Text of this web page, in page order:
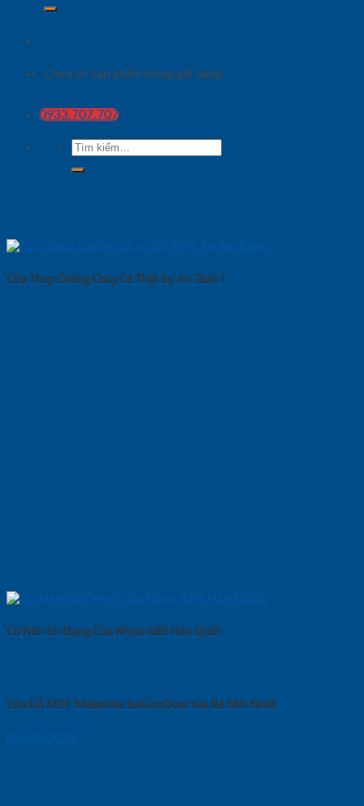
Chưa có sản phẩm trong giỏ hàng.
0933.707.707
Tìm
kiếm:
Cửa Thép Chống Cháy Có Thật Sự An Toàn ?
Có Nên Sử Dụng Cửa Nhựa ABS Hàn Quốc
Cửa Gỗ MDF Melamine SaiGonDoor Gía Rẻ Mới Nhất
08/01/2025